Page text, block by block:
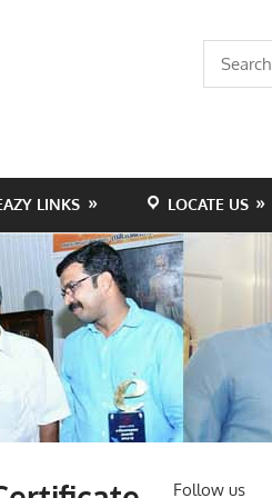
Search
for:
LINKS LOCATE US
Follow us